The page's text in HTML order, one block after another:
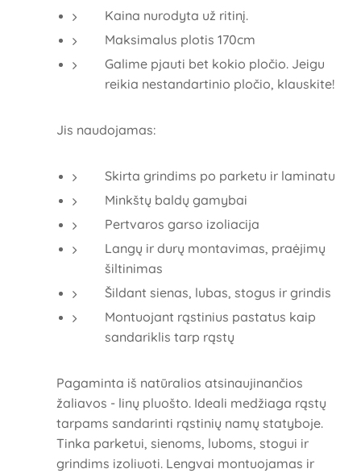
Kaina nurodyta už ritinį.
Maksimalus plotis 170cm
Galime pjauti bet kokio pločio. Jeigu
reikia nestandartinio pločio, klauskite!
Jis naudojamas:
Skirta grindims po parketu ir laminatu
Minkštų baldų gamybai
Pertvaros garso izoliacija
Langų ir durų montavimas, praėjimų
šiltinimas
Šildant sienas, lubas, stogus ir grindis
Montuojant rąstinius pastatus kaip
sandariklis tarp rąstų
Pagaminta iš natūralios atsinaujinančios
žaliavos - linų pluošto. Ideali medžiaga rąstų
tarpams sandarinti rąstinių namų statyboje.
Tinka parketui, sienoms, luboms, stogui ir
grindims izoliuoti. Lengvai montuojamas ir